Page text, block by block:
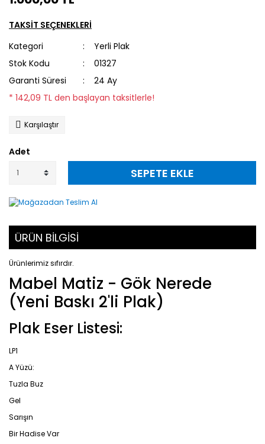
TAKSİT SEÇENEKLERİ
Kategori
Yerli Plak
Stok Kodu
01327
Garanti Süresi
24 Ay
* 142,09 TL den başlayan taksitlerle!
Karşılaştır
Adet
SEPETE EKLE
ÜRÜN BİLGİSİ
Ürünlerimiz sıfırdır.
Mabel Matiz - Gök Nerede
(Yeni Baskı 2'li Plak)
Plak Eser Listesi:
LP1
A Yüzü:
Tuzla Buz
Gel
Sarışın
Bir Hadise Var